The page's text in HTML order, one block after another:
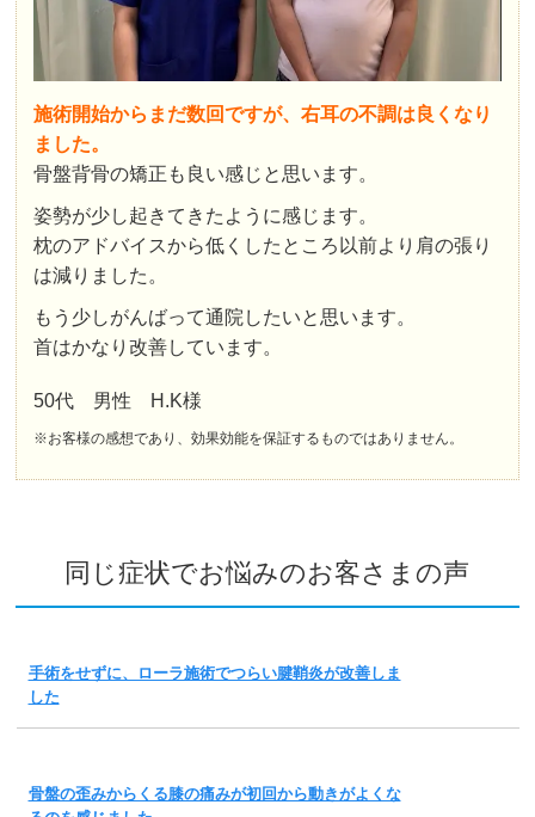
施術開始からまだ数回ですが、右耳の不調は良くなり
ました。
骨盤背骨の矯正も良い感じと思います。
姿勢が少し起きてきたように感じます。
枕のアドバイスから低くしたところ以前より肩の張り
は減りました。
もう少しがんばって通院したいと思います。
首はかなり改善しています。
50代 男性 H.K様
※お客様の感想であり、効果効能を保証するものではありません。
同じ症状でお悩みのお客さまの声
手術をせずに、ローラ施術でつらい腱鞘炎が改善しま
した
骨盤の歪みからくる膝の痛みが初回から動きがよくな